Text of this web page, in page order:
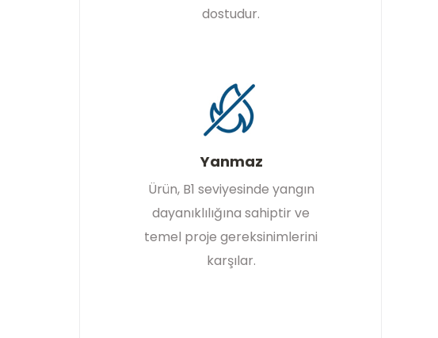
dostudur.
Yanmaz
Ürün, B1 seviyesinde yangın
dayanıklılığına sahiptir ve
temel proje gereksinimlerini
karşılar.